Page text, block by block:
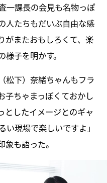
一課長の会見も名物っぽ
人たちもだいぶ自由な感
がまたおもしろくて、楽
子を明かす。
松下）奈緒ちゃんもフラ
子ちゃまっぽくておかし
としたイメージとのギャ
い現場で楽しいですよ」
も語った。